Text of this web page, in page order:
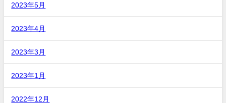
2023年5月
2023年4月
2023年3月
2023年1月
2022年12月